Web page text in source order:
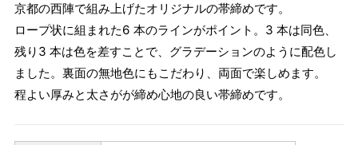
京都の西陣で組み上げたオリジナルの帯締めです。
ロープ状に組まれた6 本のラインがポイント。3 本は同色、
残り3 本は色を差すことで、グラデーションのように配色し
ました。裏面の無地色にもこだわり、両面で楽しめます。
程よい厚みと太さがが締め心地の良い帯締めです。